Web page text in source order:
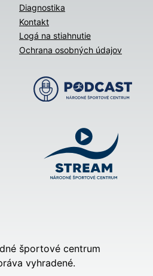
Diagnostika
Kontakt
Logá na stiahnutie
Ochrana osobných údajov
športové centrum
vyhradené.